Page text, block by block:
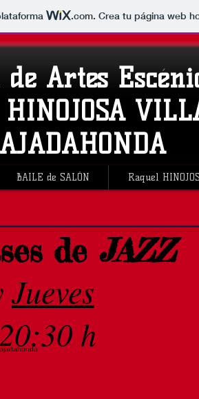
.com. Crea tu página web
de Artes
BAILE de SALÓN Raquel
de JAZZ
Jueves
h